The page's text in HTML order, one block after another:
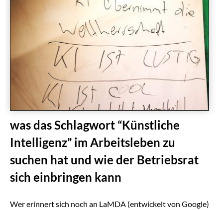
was das Schlagwort “Künstliche
Intelligenz” im Arbeitsleben zu
suchen hat und wie der Betriebsrat
sich einbringen kann
Wer erinnert sich noch an LaMDA (entwickelt von Google)